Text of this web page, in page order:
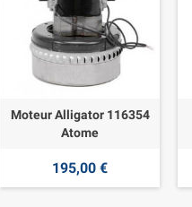
Moteur Alligator 116354
Atome
195,00 €